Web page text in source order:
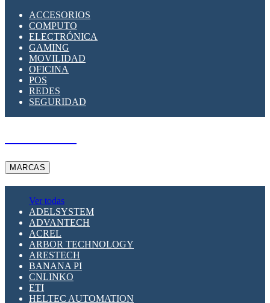
SUPRESOR DE TRANSIENTES SPDS PARA
APLICACIONES FOTOVOLTAICAS
ACCESORIOS
COMPUTO
ELECTRÓNICA
GAMING
MOVILIDAD
OFICINA
POS
REDES
SEGURIDAD
MARCAS
Ver todas
ADELSYSTEM
ADVANTECH
ACREL
ARBOR TECHNOLOGY
ARESTECH
BANANA PI
CNLINKO
ETI
HELTEC AUTOMATION